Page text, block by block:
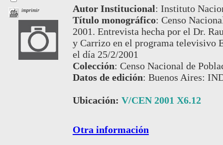
imprimir Autor Institucional: Instituto
Título monográfico: Censo
2001. Entrevista hecha por el Dr.
y Carrizo en el programa televisivo
el día 25/2/2001
Colección: Censo Nacional de
Datos de edición: Buenos Aires:
Ubicación: V/CEN 2001 X6.12
Otra información